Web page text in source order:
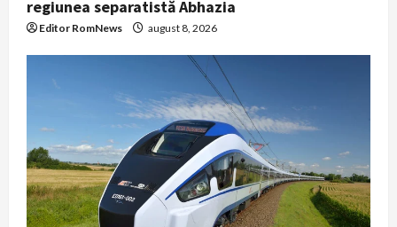
regiunea separatistă Abhazia
Editor RomNews august 8, 2026